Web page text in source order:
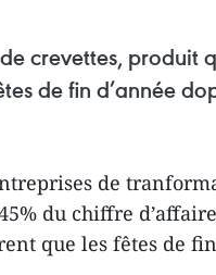
crevettes, produit
de fin d’année
de
du chiffre
que les fêtes de